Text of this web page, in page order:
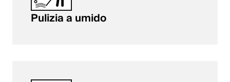
Pulizia a umido